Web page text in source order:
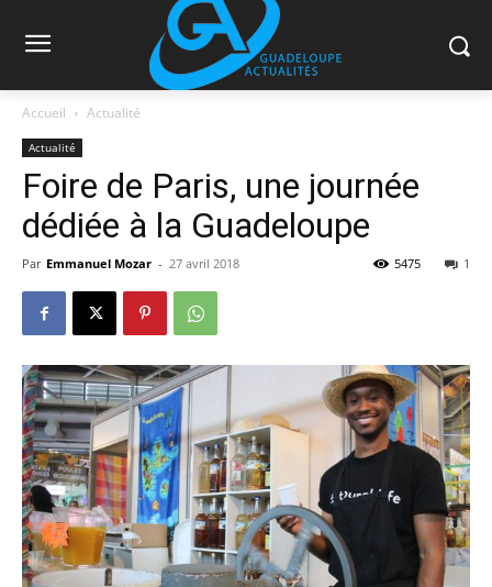
Accueil Actualité
Actualité
Foire de Paris, une journée
dédiée à la Guadeloupe
Par Emmanuel Mozar - 27 avril 2018 1
5475